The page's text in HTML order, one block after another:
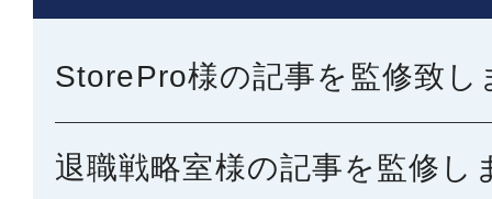
StorePro様の記事を監修致し
退職戦略室様の記事を監修し